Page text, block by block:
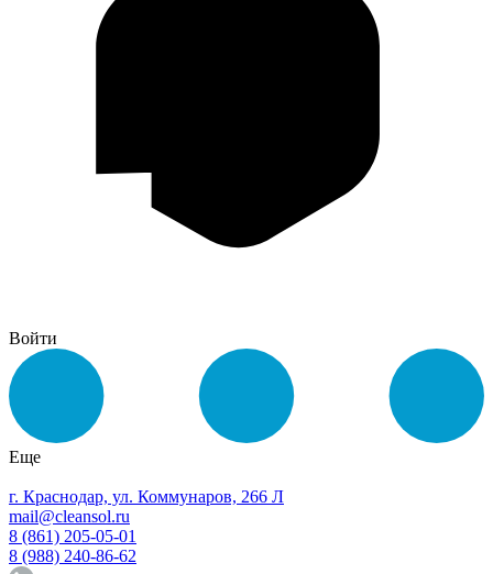
Войти
Еще
г. Краснодар, ул. Коммунаров, 266 Л
mail@cleansol.ru
8 (861) 205-05-01
8 (988) 240-86-62